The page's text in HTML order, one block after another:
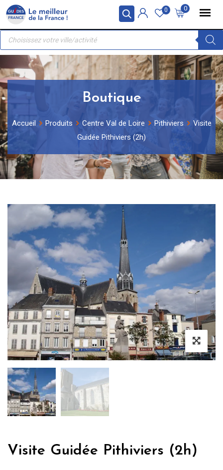
Panneau de gestion des cookies
Skip
content
0
0
Recherche
produits
Boutique
Accueil Produits Centre Val de Loire Pithiviers
Visite
Guidée Pithiviers (2h)
Visite Guidée Pithiviers (2h)